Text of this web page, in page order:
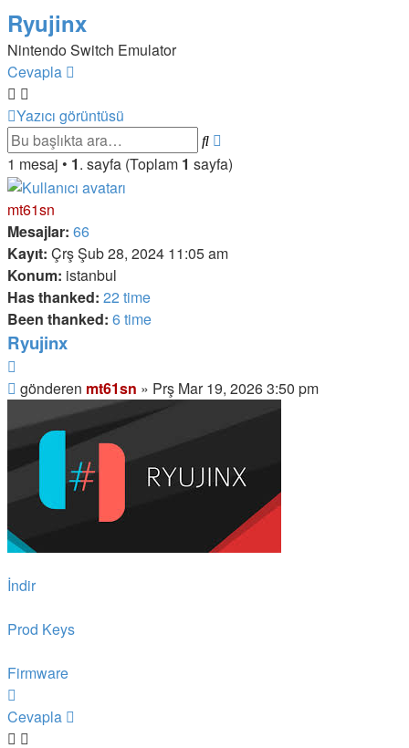
Ryujinx
Nintendo Switch Emulator
Cevapla
Yazıcı görüntüsü
Ara
arama
1 mesaj • 1. sayfa (Toplam 1 sayfa)
mt61sn
Mesajlar: 66
Kayıt: Çrş Şub 28, 2024 11:05 am
Konum: istanbul
Has thanked: 22 time
Been thanked: 6 time
Ryujinx
Mesaj
gönderen mt61sn » Prş Mar 19, 2026 3:50 pm
İndir
Prod Keys
Firmware
dön
Cevapla